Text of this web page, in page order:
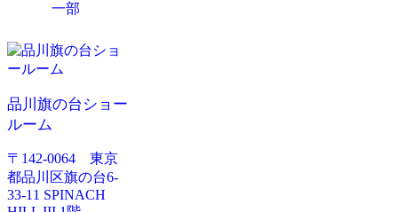
一部
品川旗の台ショー
ルーム
〒142-0064 東京
都品川区旗の台6-
33-11 SPINACH